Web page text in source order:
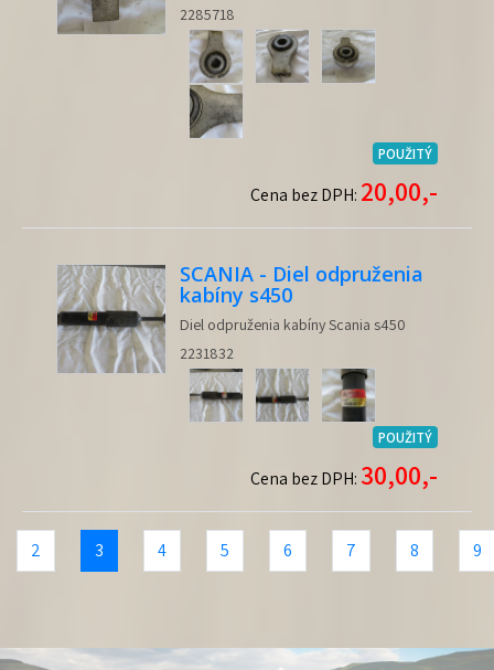
2285718
POUŽITÝ
Cena bez DPH: 20,00,-
SCANIA - Diel odpruženia
kabíny s450
Diel odpruženia kabíny Scania s450
2231832
POUŽITÝ
Cena bez DPH: 30,00,-
2 3 4 5 6 7 8 9